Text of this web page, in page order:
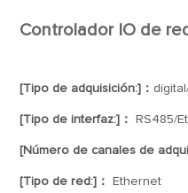
Controlador IO de
[Tipo de adquisición:]：
[Tipo de interfaz:]： RS485/
[Número de canales de
[Tipo de red:]： Ethernet